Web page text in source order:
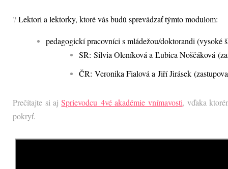
?Lektori a lektorky, ktoré vás budú sprevádzať týmto modulom:
pedagogickí pracovníci s mládežou/doktorandi (vysoké
SR: Silvia Oleníková a Ľubica Noščáková
ČR: Veronika Fialová a Jiří Jirásek
Prečítajte si ajSprievodcu 4vé akadémie vnímavosti, vďaka
pokryť.